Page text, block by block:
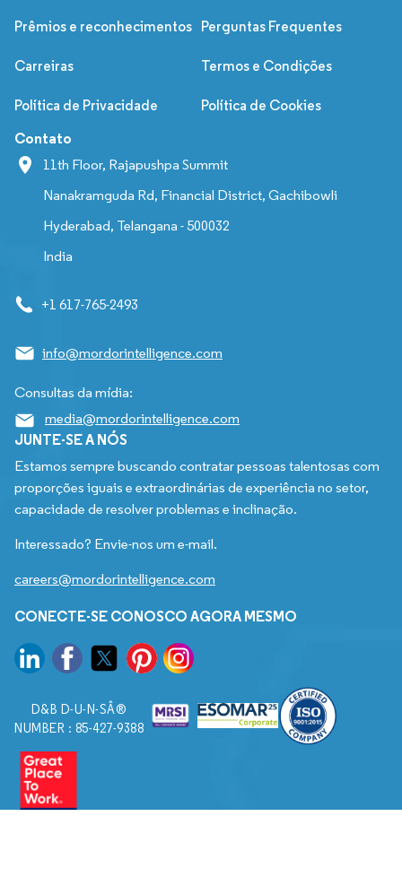
Prêmios e reconhecimentos Perguntas Frequentes
Carreiras Termos e Condições
Política de Privacidade Política de Cookies
Contato
11th Floor, Rajapushpa Summit
Nanakramguda Rd, Financial District, Gachibowli
Hyderabad, Telangana - 500032
India
+1 617-765-2493
info@mordorintelligence.com
Consultas da mídia:
media@mordorintelligence.com
JUNTE-SE A NÓS
Estamos sempre buscando contratar pessoas talentosas com
proporções iguais e extraordinárias de experiência no setor,
capacidade de resolver problemas e inclinação.
Interessado? Envie-nos um e-mail.
careers@mordorintelligence.com
CONECTE-SE CONOSCO AGORA MESMO
D&B D-U-N-SÂ®
NUMBER : 85-427-9388